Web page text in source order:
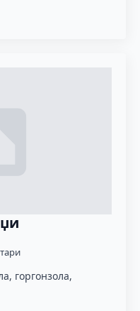
горгонзола,